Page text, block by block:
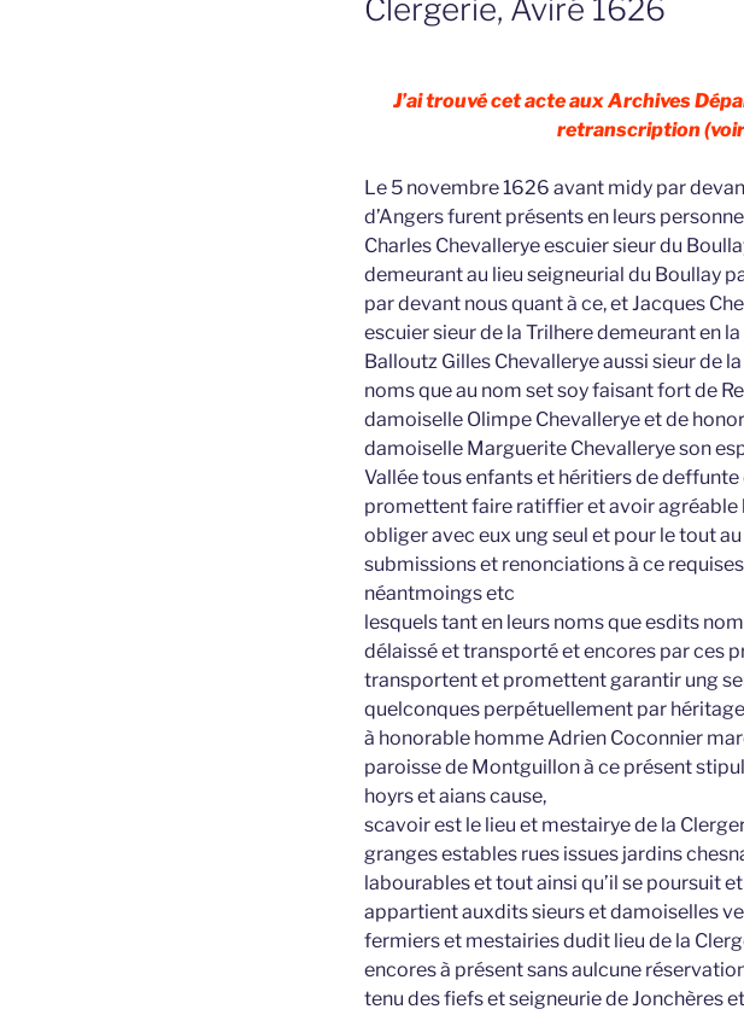
Clergerie, Aviré 1626
J’ai trouvé cet acte aux Archives
retranscription
Le 5 novembre 1626 avant midy par
d’Angers furent présents en leurs
Charles Chevallerye escuier sieur du
demeurant au lieu seigneurial du Boullay
par devant nous quant à ce, et Jacques
escuier sieur de la Trilhere demeurant en
Balloutz Gilles Chevallerye aussi sieur de
noms que au nom set soy faisant fort de
damoiselle Olimpe Chevallerye et de
damoiselle Marguerite Chevallerye son
Vallée tous enfants et héritiers de
promettent faire ratiffier et avoir agréable
obliger avec eux ung seul et pour le tout
submissions et renonciations à ce
néantmoings etc
lesquels tant en leurs noms que esdits
délaissé et transporté et encores par ces
transportent et promettent garantir ung
quelconques perpétuellement par héritage
à honorable homme Adrien Coconnier
paroisse de Montguillon à ce présent
hoyrs et aians cause,
scavoir est le lieu et mestairye de la
granges estables rues issues jardins
labourables et tout ainsi qu’il se poursuit
appartient auxdits sieurs et damoiselles
fermiers et mestairies dudit lieu de la
encores à présent sans aulcune
tenu des fiefs et seigneurie de Jonchères